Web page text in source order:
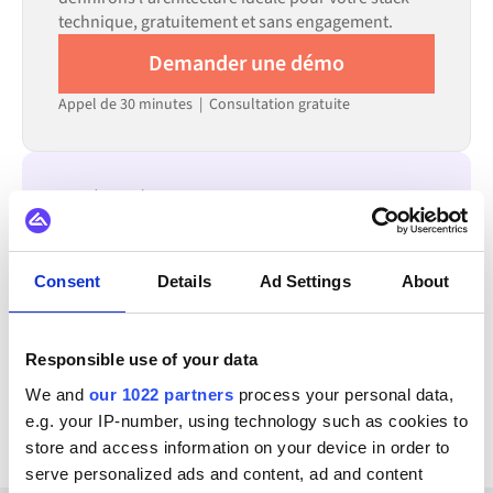
Consent Details Ad Settings About
Responsible use of your data
We and our 1022 partners process your personal data,
e.g. your IP-number, using technology such as cookies to
store and access information on your device in order to
serve personalized ads and content, ad and content
technique, gratuitement et sans engagement.
Demander une démo
Appel de 30 minutes | Consultation gratuite
Zoho CRM Wix Salesforce
Amazon
Microsoft Dynamics 365 F&O
SAP ECC - R/3
OpenAI
Visma
Voir toutes les intégrations Alumio EDI Broker